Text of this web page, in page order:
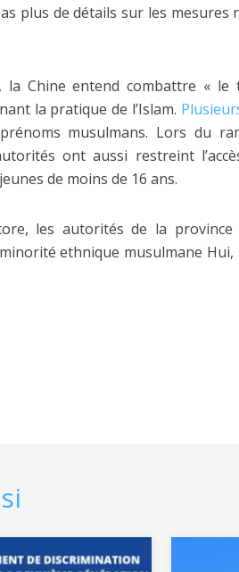
plus de détails sur les mesures
la Chine entend combattre «
la pratique de l’Islam.
musulmans. Lors du
ont aussi restreint
de moins de 16 ans.
les autorités de la
ethnique musulmane